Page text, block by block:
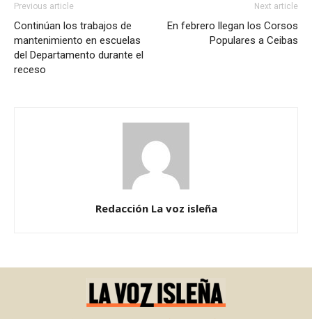
Previous article
Continúan los trabajos de
mantenimiento en escuelas
del Departamento durante el
receso
Next article
En febrero llegan los Corsos
Populares a Ceibas
Redacción La voz isleña